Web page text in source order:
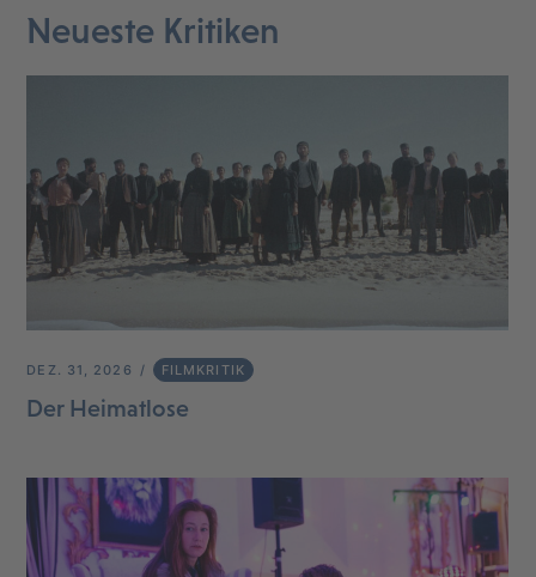
Neueste Kritiken
DEZ. 31, 2026 FILMKRITIK
Der Heimatlose